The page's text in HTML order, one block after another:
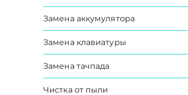
Замена аккумулятора
Замена клавиатуры
Замена тачпада
Чистка от пыли